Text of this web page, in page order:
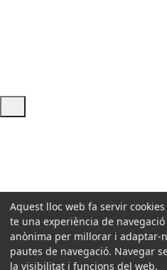
Aquest lloc web fa servir
te una experiència de
anònima per millorar i adaptar-
pautes de navegació. Navegar
la visibilitat i funcions del web.